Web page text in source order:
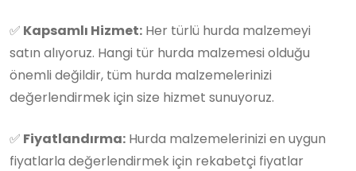
✅ Kapsamlı Hizmet: Her türlü hurda malzemeyi
satın alıyoruz. Hangi tür hurda malzemesi olduğu
önemli değildir, tüm hurda malzemelerinizi
değerlendirmek için size hizmet sunuyoruz.
✅ Fiyatlandırma: Hurda malzemelerinizi en uygun
fiyatlarla değerlendirmek için rekabetçi fiyatlar